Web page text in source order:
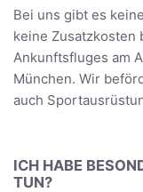
Bei uns gibt es
keine Zusatzkosten
Ankunftsfluges am
München. Wir
auch
ICH HABE
TUN?